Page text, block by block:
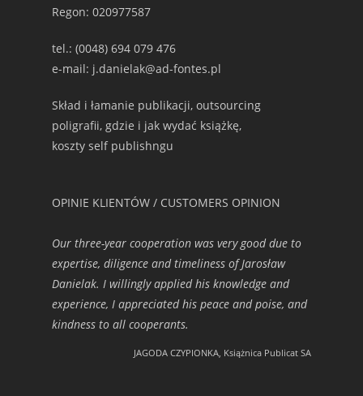
Regon: 020977587
tel.: (0048) 694 079 476
e-mail: j.danielak@ad-fontes.pl
Skład i łamanie publikacji, outsourcing
poligrafii, gdzie i jak wydać książkę,
koszty self publishngu
OPINIE KLIENTÓW / CUSTOMERS OPINION
Our three-year cooperation was very good due to
expertise, diligence and timeliness of Jarosław
Danielak. I willingly applied his knowledge and
experience, I appreciated his peace and poise, and
kindness to all cooperants.
JAGODA CZYPIONKA, Książnica Publicat SA